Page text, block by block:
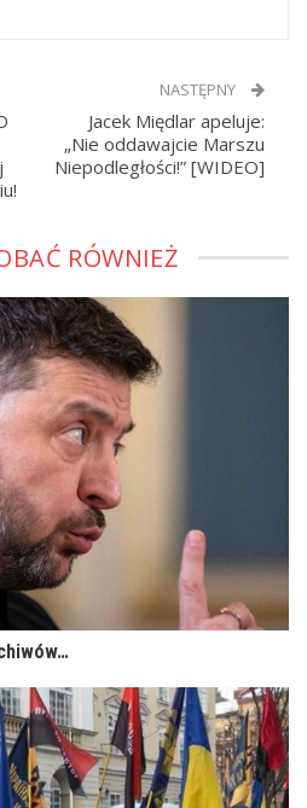
NASTĘPNY
Jacek Międlar apeluje:
„Nie oddawajcie Marszu
Niepodległości!” [WIDEO]
RÓWNIEŻ